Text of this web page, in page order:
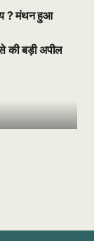
? मंथन हुआ
की बड़ी अपील